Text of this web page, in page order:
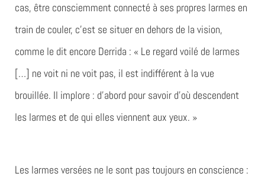
cas, être consciemment connecté à ses propres larmes en
train de couler, c’est se situer en dehors de la vision,
comme le dit encore Derrida : « Le regard voilé de larmes
[…] ne voit ni ne voit pas, il est indifférent à la vue
brouillée. Il implore : d’abord pour savoir d’où descendent
les larmes et de qui elles viennent aux yeux. »
Les larmes versées ne le sont pas toujours en conscience :